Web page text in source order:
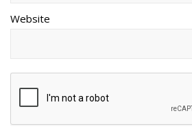
Website